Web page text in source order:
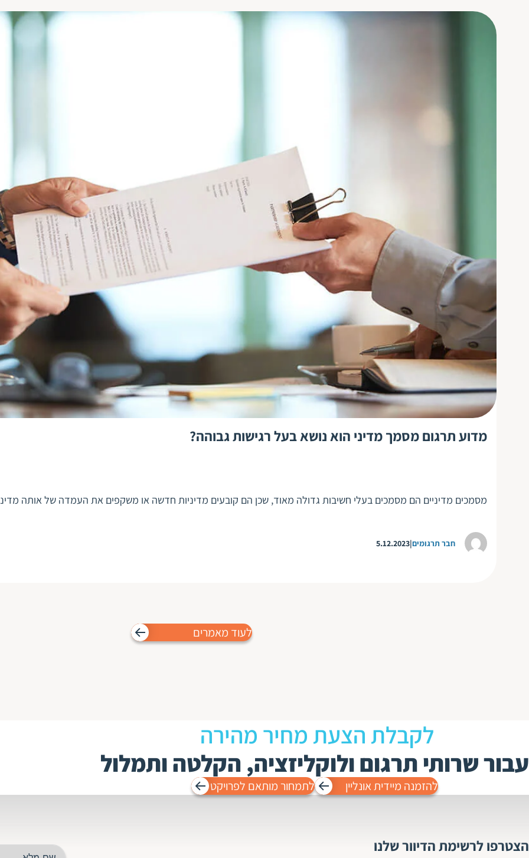
מדוע תרגום מסמך מדיני הוא נושא בעל רגישות גבוהה?
מסמכים מדיניים הם מסמכים בעלי חשיבות גדולה מאוד, שכן הם קובעים מדיניות חדשה או משקפים את העמדה של אותה
חבר תרגומים 5.12.2023
לעוד מאמרים
לקבלת הצעת מחיר מהירה
עבור שרותי תרגום ולוקליזציה, הקלטה ותמלול
להזמנה מיידית אונליין לתמחור מותאם לפרויקט
הצטרפו לרשימת הדיוור שלנו